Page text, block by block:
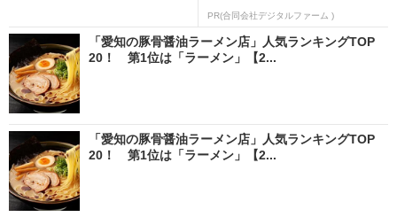
PR(合同会社デジタルファーム )
「愛知の豚骨醤油ラーメン店」人気ランキングTOP
20！ 第1位は「ラーメン」【2...
「愛知の豚骨醤油ラーメン店」人気ランキングTOP
20！ 第1位は「ラーメン」【2...